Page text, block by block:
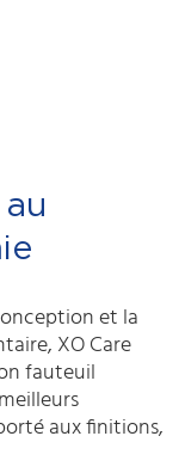
et la
XO Care
fauteuil
aux finitions,